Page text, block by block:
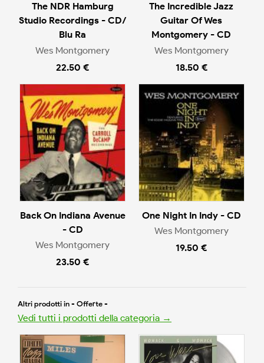
The NDR Hamburg
Studio Recordings - CD/
Blu Ra
Wes Montgomery
22.50 €
The Incredible Jazz
Guitar Of Wes
Montgomery - CD
Wes Montgomery
18.50 €
Back On Indiana Avenue
- CD
Wes Montgomery
23.50 €
One Night In Indy - CD
Wes Montgomery
19.50 €
Altri prodotti in - Offerte -
Vedi tutti i prodotti della categoria →